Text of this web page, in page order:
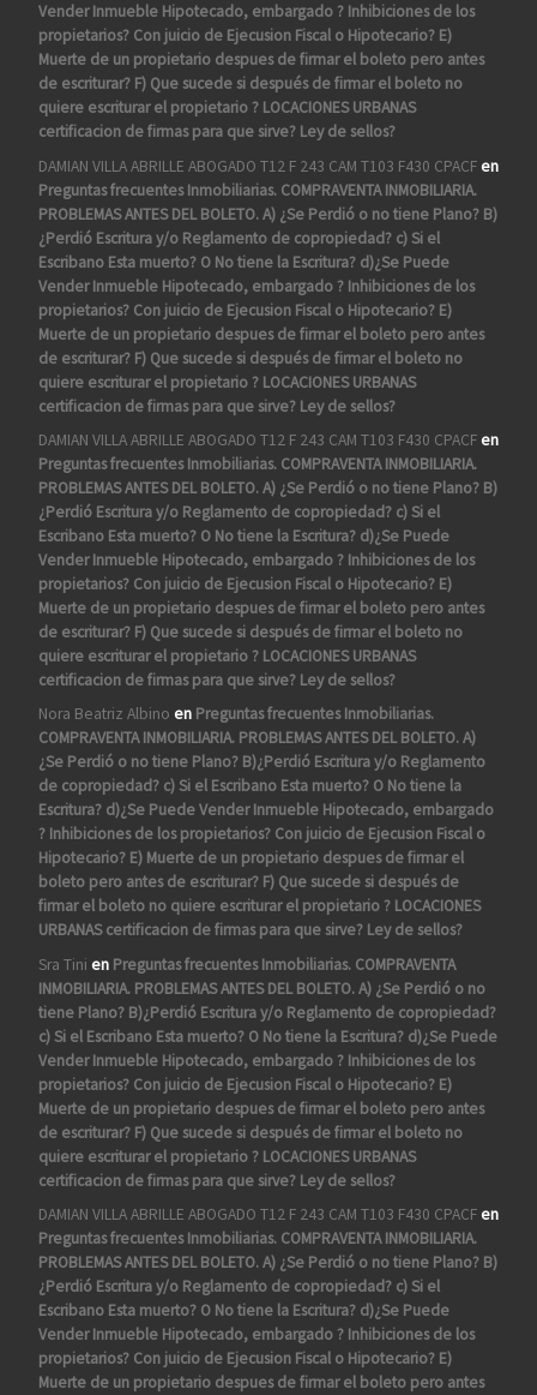
Vender Inmueble Hipotecado, embargado ? Inhibiciones de los
propietarios? Con juicio de Ejecusion Fiscal o Hipotecario? E)
Muerte de un propietario despues de firmar el boleto pero antes
de escriturar? F) Que sucede si después de firmar el boleto no
quiere escriturar el propietario ? LOCACIONES URBANAS
certificacion de firmas para que sirve? Ley de sellos?
DAMIAN VILLA ABRILLE ABOGADO T12 F 243 CAM T103 F430 CPACFen
Preguntas frecuentes Inmobiliarias. COMPRAVENTA INMOBILIARIA.
PROBLEMAS ANTES DEL BOLETO. A) ¿Se Perdió o no tiene Plano? B)
¿Perdió Escritura y/o Reglamento de copropiedad? c) Si el
Escribano Esta muerto? O No tiene la Escritura? d)¿Se Puede
Vender Inmueble Hipotecado, embargado ? Inhibiciones de los
propietarios? Con juicio de Ejecusion Fiscal o Hipotecario? E)
Muerte de un propietario despues de firmar el boleto pero antes
de escriturar? F) Que sucede si después de firmar el boleto no
quiere escriturar el propietario ? LOCACIONES URBANAS
certificacion de firmas para que sirve? Ley de sellos?
DAMIAN VILLA ABRILLE ABOGADO T12 F 243 CAM T103 F430 CPACFen
Preguntas frecuentes Inmobiliarias. COMPRAVENTA INMOBILIARIA.
PROBLEMAS ANTES DEL BOLETO. A) ¿Se Perdió o no tiene Plano? B)
¿Perdió Escritura y/o Reglamento de copropiedad? c) Si el
Escribano Esta muerto? O No tiene la Escritura? d)¿Se Puede
Vender Inmueble Hipotecado, embargado ? Inhibiciones de los
propietarios? Con juicio de Ejecusion Fiscal o Hipotecario? E)
Muerte de un propietario despues de firmar el boleto pero antes
de escriturar? F) Que sucede si después de firmar el boleto no
quiere escriturar el propietario ? LOCACIONES URBANAS
certificacion de firmas para que sirve? Ley de sellos?
Nora Beatriz Albino en Preguntas frecuentes Inmobiliarias.
COMPRAVENTA INMOBILIARIA. PROBLEMAS ANTES DEL BOLETO. A)
¿Se Perdió o no tiene Plano? B)¿Perdió Escritura y/o Reglamento
de copropiedad? c) Si el Escribano Esta muerto? O No tiene la
Escritura? d)¿Se Puede Vender Inmueble Hipotecado, embargado
? Inhibiciones de los propietarios? Con juicio de Ejecusion Fiscal o
Hipotecario? E) Muerte de un propietario despues de firmar el
boleto pero antes de escriturar? F) Que sucede si después de
firmar el boleto no quiere escriturar el propietario ? LOCACIONES
URBANAS certificacion de firmas para que sirve? Ley de sellos?
Sra Tini en Preguntas frecuentes Inmobiliarias. COMPRAVENTA
INMOBILIARIA. PROBLEMAS ANTES DEL BOLETO. A) ¿Se Perdió o no
tiene Plano? B)¿Perdió Escritura y/o Reglamento de copropiedad?
c) Si el Escribano Esta muerto? O No tiene la Escritura? d)¿Se Puede
Vender Inmueble Hipotecado, embargado ? Inhibiciones de los
propietarios? Con juicio de Ejecusion Fiscal o Hipotecario? E)
Muerte de un propietario despues de firmar el boleto pero antes
de escriturar? F) Que sucede si después de firmar el boleto no
quiere escriturar el propietario ? LOCACIONES URBANAS
certificacion de firmas para que sirve? Ley de sellos?
DAMIAN VILLA ABRILLE ABOGADO T12 F 243 CAM T103 F430 CPACFen
Preguntas frecuentes Inmobiliarias. COMPRAVENTA INMOBILIARIA.
PROBLEMAS ANTES DEL BOLETO. A) ¿Se Perdió o no tiene Plano? B)
¿Perdió Escritura y/o Reglamento de copropiedad? c) Si el
Escribano Esta muerto? O No tiene la Escritura? d)¿Se Puede
Vender Inmueble Hipotecado, embargado ? Inhibiciones de los
propietarios? Con juicio de Ejecusion Fiscal o Hipotecario? E)
Muerte de un propietario despues de firmar el boleto pero antes